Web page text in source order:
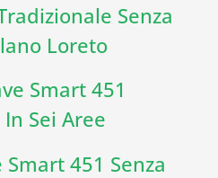
Senza
Loreto
Smart 451
Sei Aree
451 Senza